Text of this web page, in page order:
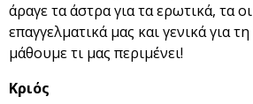
άραγε τα άστρα για τα ερωτικά, τα
επαγγελματικά μας και γενικά για
μάθουμε τι μας περιμένει!
Κριός